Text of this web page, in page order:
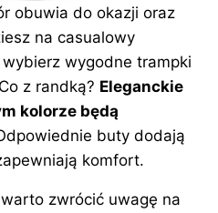
obuwia do okazji oraz
na casualowy
wygodne trampki
z randką? Eleganckie
kolorze będą
buty dodają
komfort.
zwrócić uwagę na